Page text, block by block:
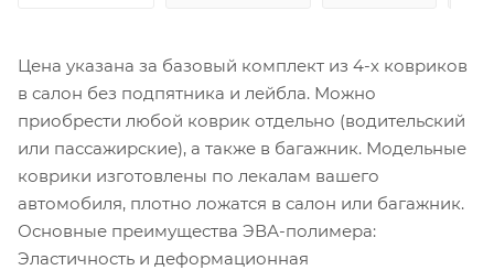
Цена указана за базовый комплект из 4-х ковриков
в салон без подпятника и лейбла. Можно
приобрести любой коврик отдельно (водительский
или пассажирские), а также в багажник. Модельные
коврики изготовлены по лекалам вашего
автомобиля, плотно ложатся в салон или багажник.
Основные преимущества ЭВА-полимера:
Эластичность и деформационная